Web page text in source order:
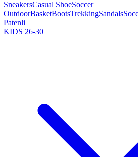
SneakersCasual ShoeSoccer
OutdoorBasketBootsTrekkingSandals
Patenli
KIDS 26-30